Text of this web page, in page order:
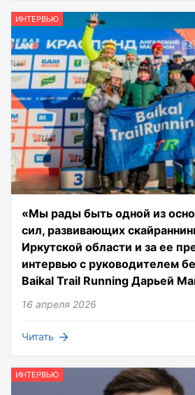
ИНТЕРВЬЮ
«Мы рады быть одной из
сил, развивающих
Иркутской области и за ее
интервью с руководителем
Baikal Trail Running Дарьей
16 апреля 2026
Читать
ИНТЕРВЬЮ